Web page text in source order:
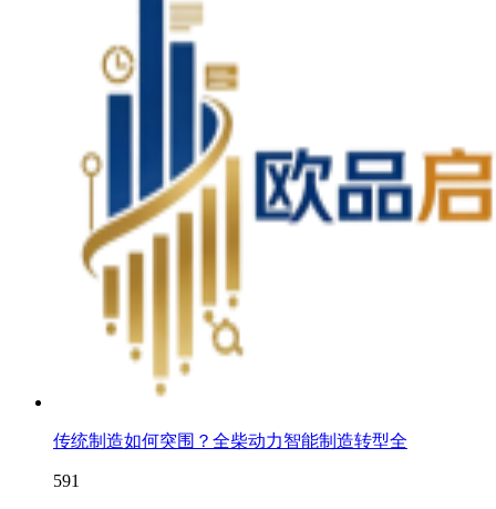
传统制造如何突围？全柴动力智能制造转型全
591